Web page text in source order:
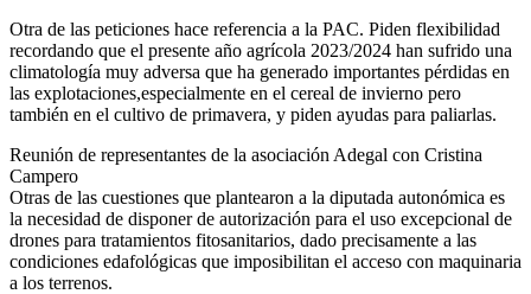
Otra de las peticiones hace referencia a la PAC. Piden flexibilidad
recordando que el presente año agrícola 2023/2024 han sufrido una
climatología muy adversa que ha generado importantes pérdidas en
las explotaciones,especialmente en el cereal de invierno pero
también en el cultivo de primavera, y piden ayudas para paliarlas.
Reunión de representantes de la asociación Adegal con Cristina
Campero
Otras de las cuestiones que plantearon a la diputada autonómica es
la necesidad de disponer de autorización para el uso excepcional de
drones para tratamientos fitosanitarios, dado precisamente a las
condiciones edafológicas que imposibilitan el acceso con maquinaria
a los terrenos.